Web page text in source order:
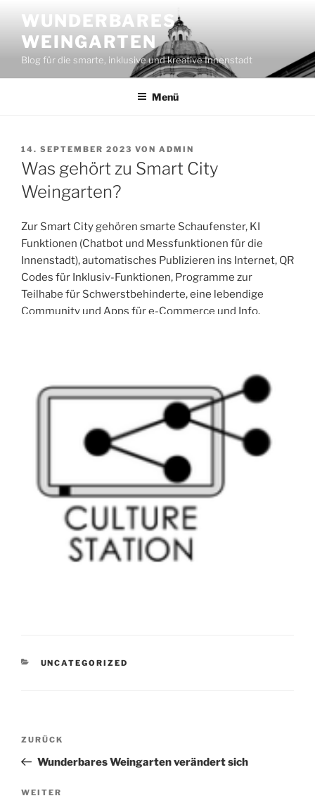
Inhalt
springen
WUNDERBARES
WEINGARTEN
Blog für die smarte, inklusive und kreative Innenstadt
Menü
VERÖFFENTLICHT
AM
14. SEPTEMBER 2023 VON ADMIN
Was gehört zu Smart City
Weingarten?
Zur Smart City gehören smarte Schaufenster, KI
Funktionen (Chatbot und Messfunktionen für die
Innenstadt), automatisches Publizieren ins Internet, QR
Codes für Inklusiv-Funktionen, Programme zur
Teilhabe für Schwerstbehinderte, eine lebendige
Community und Apps für e-Commerce und Info.
KATEGORIEN
UNCATEGORIZED
Beitrags-
Vorheriger
Beitrag
ZURÜCK
Wunderbares Weingarten verändert sich
Nächster
WEITER